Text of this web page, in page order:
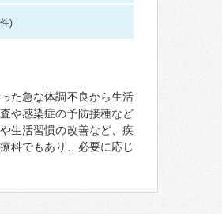
)
た急な体調不良から生活
や感染症の予防接種など
生活習慣の改善など、疾
科でもあり、必要に応じ